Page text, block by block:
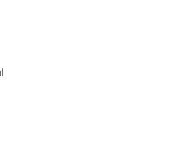
nicht notwendig, à la